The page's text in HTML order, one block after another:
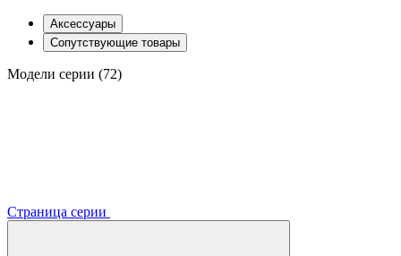
Аксессуары
Сопутствующие товары
Модели серии (72)
Страница серии